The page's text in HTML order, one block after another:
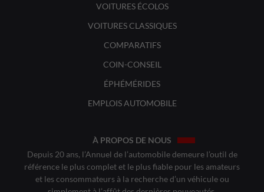
VOITURES ÉCOLOS
VOITURES CLASSIQUES
COMPARATIFS
COIN-CONSEIL
ÉPHÉMÉRIDES
EMPLOIS AUTOMOBILE
À PROPOS DE NOUS
Depuis 20 ans, l’Annuel de l’automobile demeure l’outil de
référence le plus complet et le plus fiable pour les amateurs
et les consommateurs à la recherche d’un véhicule ou